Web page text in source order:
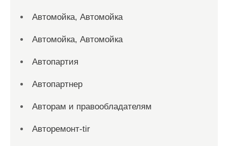
Автомойка, Автомойка
Автомойка, Автомойка
Автопартия
Автопартнер
Авторам и правообладателям
Авторемонт-tir